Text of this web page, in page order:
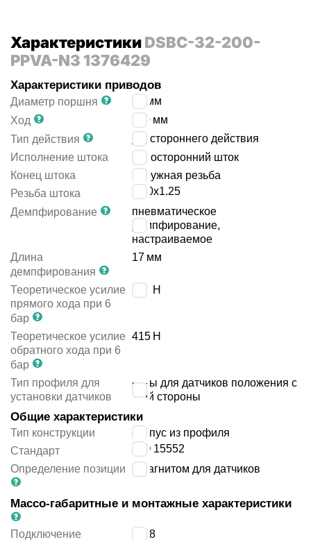
ХарактеристикиDSBC-32-200-
PPVA-N3 1376429
Характеристики приводов
Диаметр поршня
мм
Ход
200 мм
Тип действия
двустороннего действия
Исполнение штока
односторонний шток
Конец штока
наружная резьба
Резьба штока
M10x1.25
Демпфирование
пневматическое
демпфирование,
настраиваемое
Длина
демпфирования
17 мм
Теоретическое усилие
прямого хода при 6
бар
483 Н
Теоретическое усилие
обратного хода при 6
бар
415 Н
Тип профиля для
установки датчиков
пазы для датчиков положения с
1-ой стороны
Общие характеристики
Тип конструкции
корпус из профиля
Стандарт
ISO 15552
Определение позиции
с магнитом для датчиков
Массо-габаритные и монтажные характеристики
Подключение
G1/8